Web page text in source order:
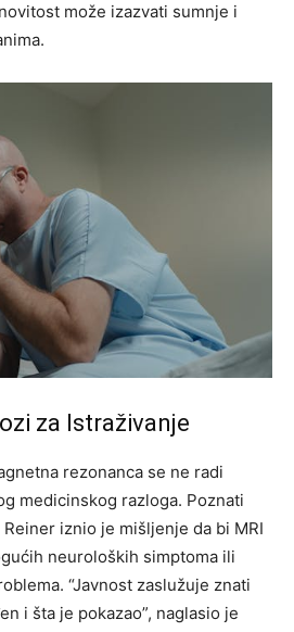
može izazvati sumnje i
za Istraživanje
rezonanca se ne radi
medicinskog razloga. Poznati
iznio je mišljenje da bi MRI
neuroloških simptoma ili
“Javnost zaslužuje znati
i šta je pokazao”, naglasio je